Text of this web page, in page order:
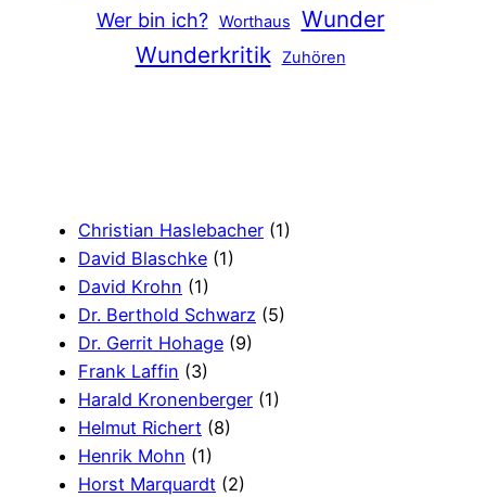
Wer bin ich? Worthaus
Wunder
Wunderkritik
Zuhören
Christian Haslebacher (1)
David Blaschke (1)
David Krohn (1)
Dr. Berthold Schwarz (5)
Dr. Gerrit Hohage (9)
Frank Laffin (3)
Harald Kronenberger (1)
Helmut Richert (8)
Henrik Mohn (1)
Horst Marquardt (2)